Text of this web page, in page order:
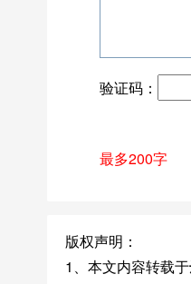
验证码：
最多200字
版权声明：
1、本文内容转载于